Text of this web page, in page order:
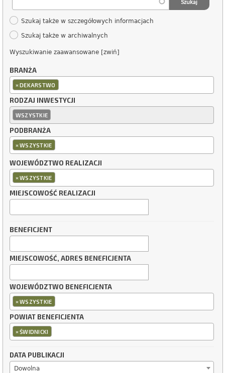
Szukaj także w szczegółowych informacjach
Szukaj także w archiwalnych
Wyszukiwanie zaawansowane [zwiń]
BRANŻA
×DEKARSTWO
RODZAJ INWESTYCJI
WSZYSTKIE
PODBRANŻA
×WSZYSTKIE
WOJEWÓDZTWO REALIZACJI
×WSZYSTKIE
MIEJSCOWOŚĆ REALIZACJI
BENEFICJENT
MIEJSCOWOŚĆ, ADRES BENEFICJENTA
WOJEWÓDZTWO BENEFICJENTA
×WSZYSTKIE
POWIAT BENEFICJENTA
×ŚWIDNICKI
DATA PUBLIKACJI
Dowolna